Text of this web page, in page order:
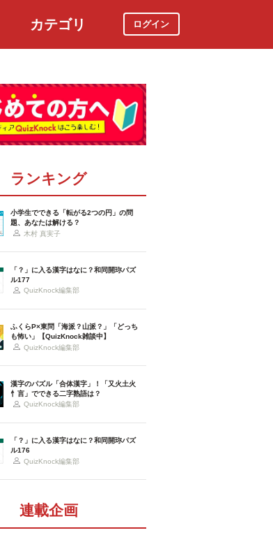
カテゴリ ログイン
ランキング
小学生でできる「転がる2つの円」の問
題、あなたは解ける？
木村 真実子
「？」に入る漢字はなに？和同開珎パズ
ル177
QuizKnock編集部
ふくらP×東問「海派？山派？」「どっち
も怖い」【QuizKnock雑談中】
QuizKnock編集部
漢字のパズル「合体漢字」！「又火土火
忄言」でできる二字熟語は？
QuizKnock編集部
「？」に入る漢字はなに？和同開珎パズ
ル176
QuizKnock編集部
連載企画